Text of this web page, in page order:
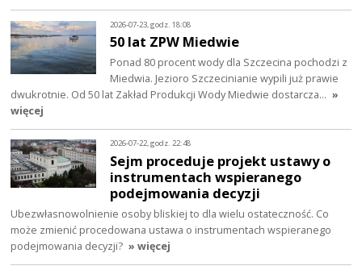
2026-07-23, godz. 18:08
50 lat ZPW Miedwie
Ponad 80 procent wody dla Szczecina pochodzi z
Miedwia. Jezioro Szczecinianie wypili już prawie
dwukrotnie. Od 50 lat Zakład Produkcji Wody Miedwie dostarcza… »
więcej
2026-07-22, godz. 22:48
Sejm proceduje projekt ustawy o
instrumentach wspieranego
podejmowania decyzji
Ubezwłasnowolnienie osoby bliskiej to dla wielu ostateczność. Co
może zmienić procedowana ustawa o instrumentach wspieranego
podejmowania decyzji? » więcej